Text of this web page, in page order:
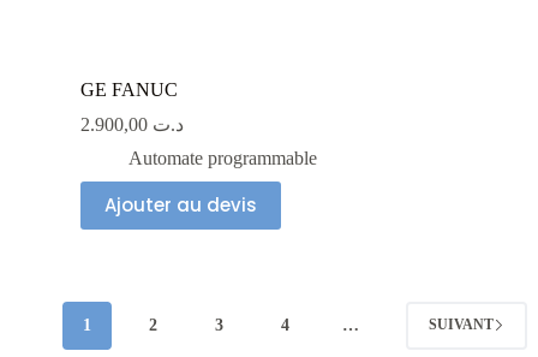
GE FANUC
د.ت 2.900,00
Automate programmable
Ajouter au devis
1 2 3 4 … SUIVANT